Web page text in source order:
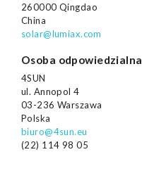
260000 Qingdao
China
solar@lumiax.com
Osoba odpowiedzialna
4SUN
ul. Annopol 4
03-236 Warszawa
Polska
biuro@4sun.eu
(22) 114 98 05